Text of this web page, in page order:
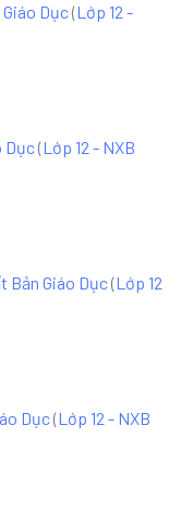
Giáo Dục(Lớp 12 -
Dục(Lớp 12 - NXB
Bản Giáo Dục(Lớp 12
Dục(Lớp 12 - NXB